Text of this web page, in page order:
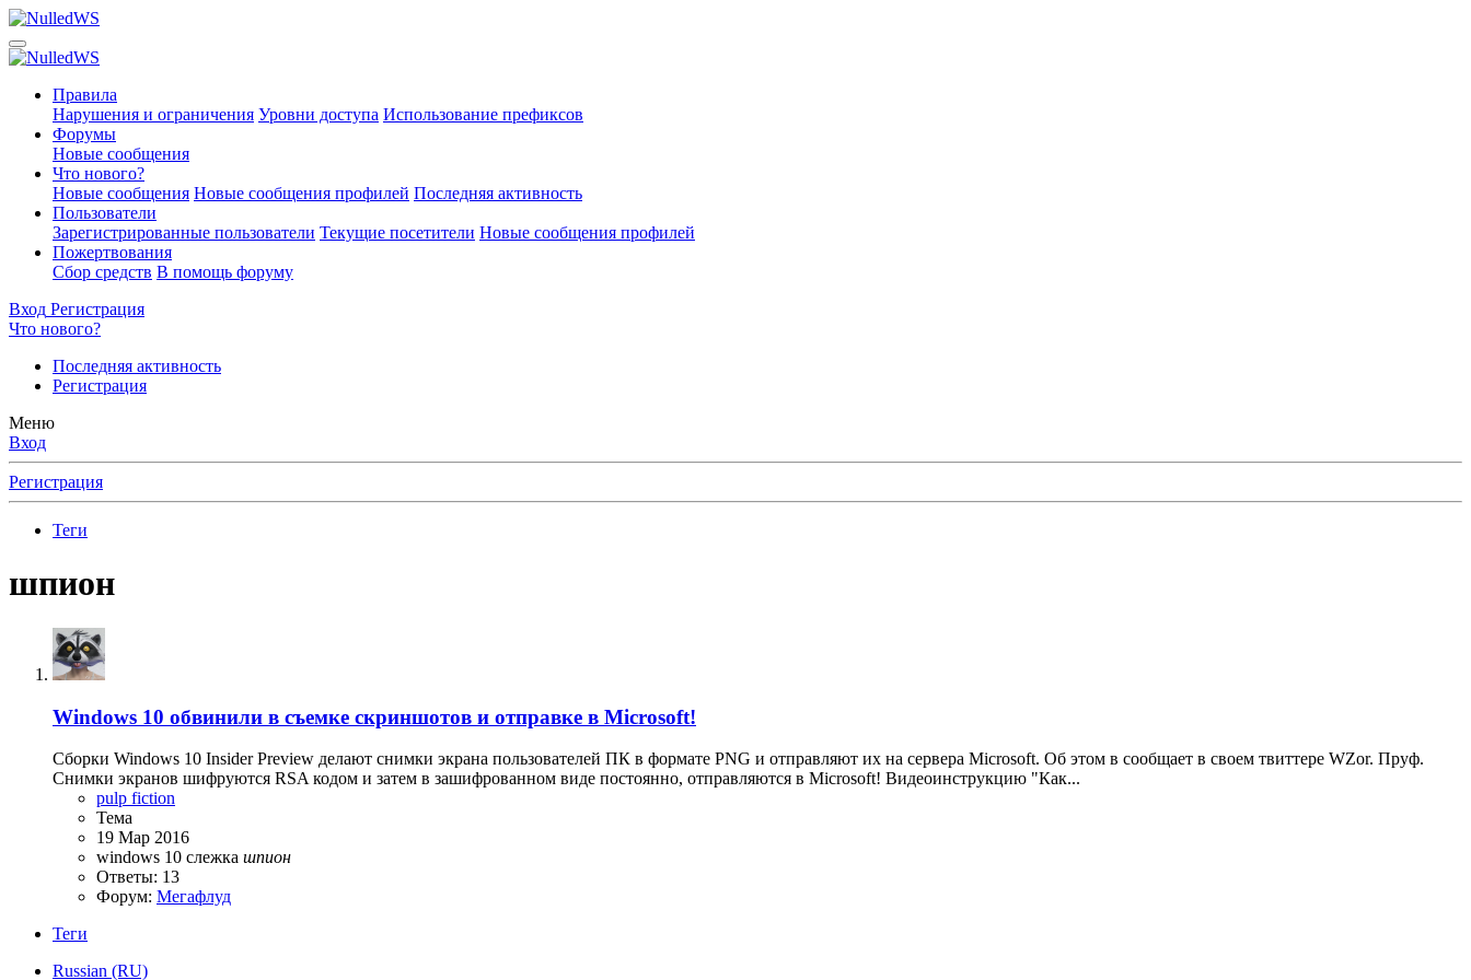
Правила
Нарушения и ограничения Уровни доступа Использование префиксов
Форумы
Новые сообщения
Что нового?
Новые сообщения Новые сообщения профилей Последняя активность
Пользователи
Зарегистрированные пользователи Текущие посетители Новые сообщения профилей
Пожертвования
Сбор средств В помощь форуму
Вход Регистрация
Что нового?
Последняя активность
Регистрация
Меню
Вход
Регистрация
Теги
шпион
Windows 10 обвинили в съемке скриншотов и отправке в Microsoft!
Сборки Windows 10 Insider Preview делают снимки экрана пользователей ПК в формате PNG и отправляют их на сервера Microsoft. Об этом в сообщает в своем твиттере WZor. Пруф.
Снимки экранов шифруются RSA кодом и затем в зашифрованном виде постоянно, отправляются в Microsoft! Видеоинструкцию "Как...
pulp fiction
Тема
19 Мар 2016
windows 10 слежка шпион
Ответы: 13
Форум: Мегафлуд
Теги
Russian (RU)